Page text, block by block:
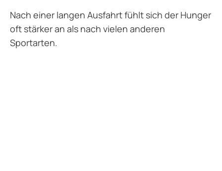
Nach einer langen Ausfahrt fühlt sich der Hunger
oft stärker an als nach vielen anderen
Sportarten.